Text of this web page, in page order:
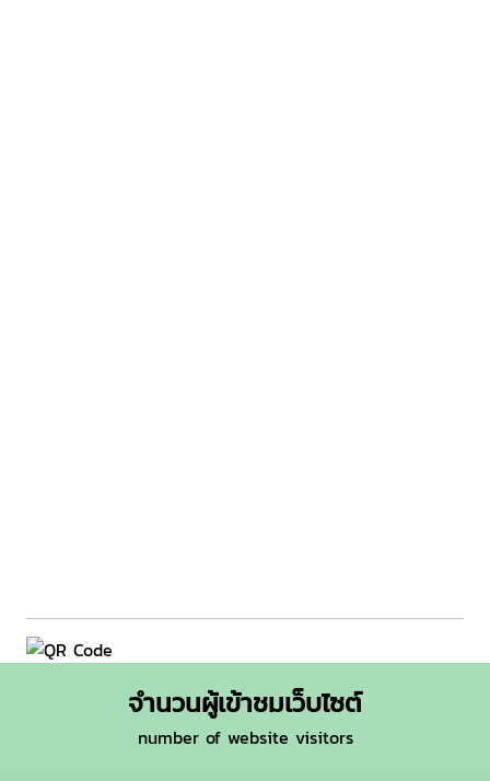
จำนวนผู้เข้าชมเว็บไซต์
number of website visitors